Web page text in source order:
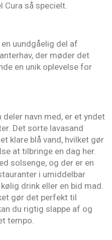
Cura så specielt.
uundgåelig del af
der møder det
en unik oplevelse for
deler navn med, er et yndet
Det sorte lavasand
klare blå vand, hvilket gør
at tilbringe en dag her.
solsenge, og der er en
i umiddelbar
drink eller en bid mad.
gør det perfekt til
du rigtig slappe af og
tempo.